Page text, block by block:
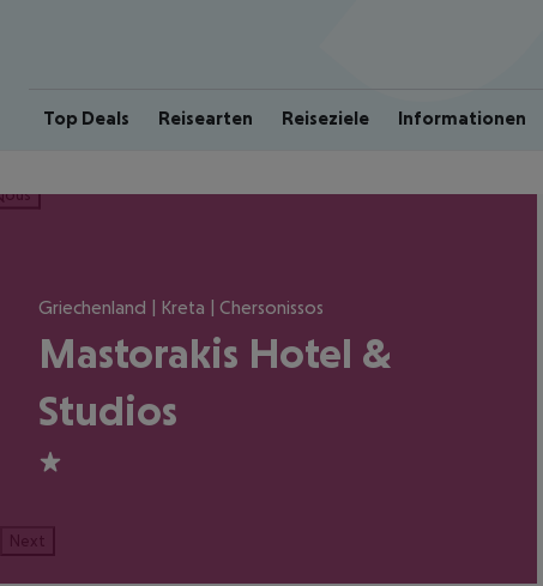
Top Deals Reisearten Reiseziele Informationen
Griechenland | Kreta | Chersonissos
Mastorakis Hotel &
Studios
1
Next